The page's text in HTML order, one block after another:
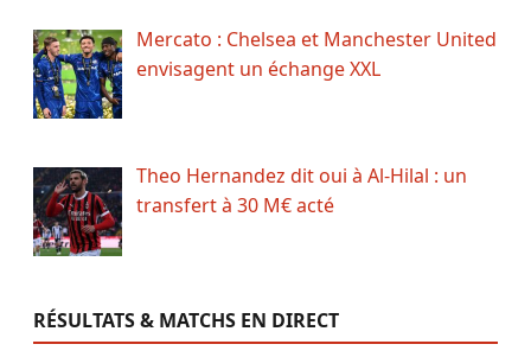
Mercato : Chelsea et Manchester United
envisagent un échange XXL
Theo Hernandez dit oui à Al-Hilal : un
transfert à 30 M€ acté
RÉSULTATS & MATCHS EN DIRECT